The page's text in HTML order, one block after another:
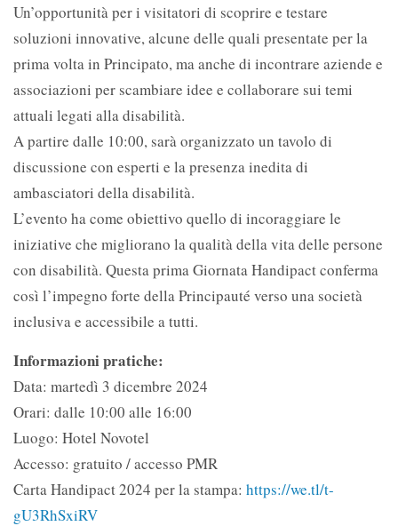
Un’opportunità per i visitatori di scoprire e testare
soluzioni innovative, alcune delle quali presentate per la
prima volta in Principato, ma anche di incontrare aziende e
associazioni per scambiare idee e collaborare sui temi
attuali legati alla disabilità.
A partire dalle 10:00, sarà organizzato un tavolo di
discussione con esperti e la presenza inedita di
ambasciatori della disabilità.
L’evento ha come obiettivo quello di incoraggiare le
iniziative che migliorano la qualità della vita delle persone
con disabilità. Questa prima Giornata Handipact conferma
così l’impegno forte della Principauté verso una società
inclusiva e accessibile a tutti.
Informazioni pratiche:
Data: martedì 3 dicembre 2024
Orari: dalle 10:00 alle 16:00
Luogo: Hotel Novotel
Accesso: gratuito / accesso PMR
Carta Handipact 2024 per la stampa: https://we.tl/t-
gU3RhSxiRV